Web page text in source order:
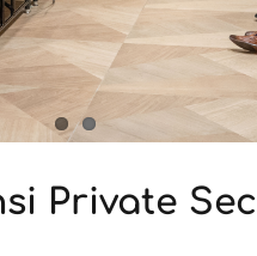
Private